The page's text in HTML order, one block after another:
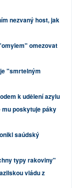
nezvaný host, jak
omezovat
"smrtelným
k udělení azylu
poskytuje páky
saúdský
typy rakoviny"
vládu z